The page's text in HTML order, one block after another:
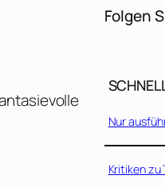
Folgen
Nur
Kritiken zu